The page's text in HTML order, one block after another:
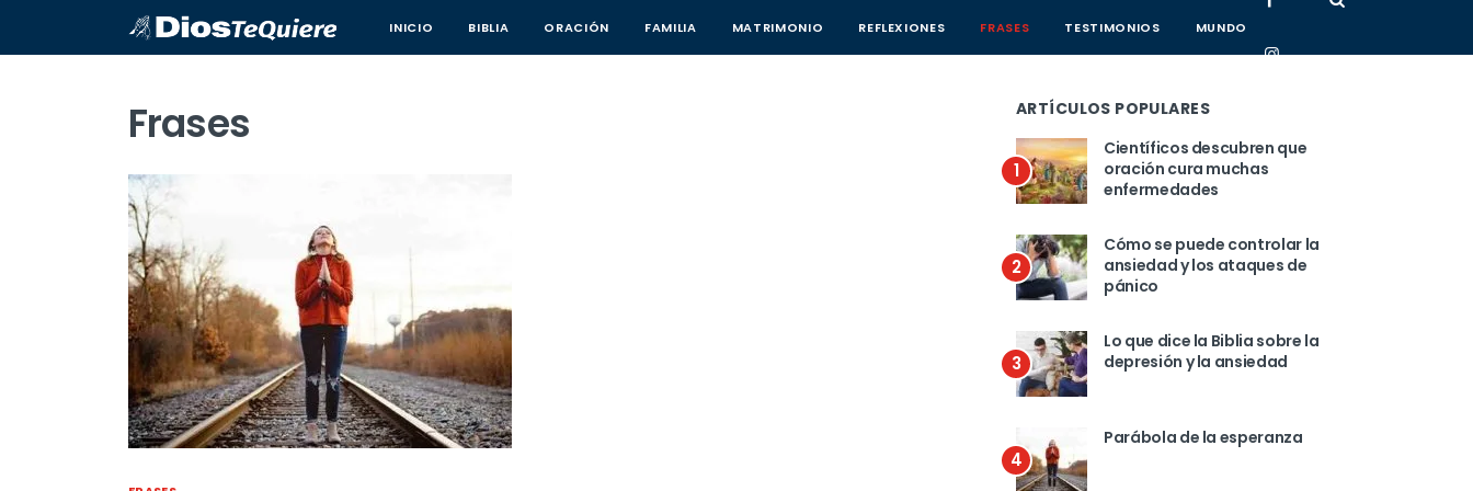
INICIO BIBLIA ORACIÓN FAMILIA MATRIMONIO REFLEXIONES FRASES TESTIMONIOS MUNDO
Frases ARTÍCULOS POPULARES
1
Científicos descubren que
oración cura muchas
enfermedades
2
Cómo se puede controlar la
ansiedad y los ataques de
pánico
3
Lo que dice la Biblia sobre la
depresión y la ansiedad
4
Parábola de la esperanza